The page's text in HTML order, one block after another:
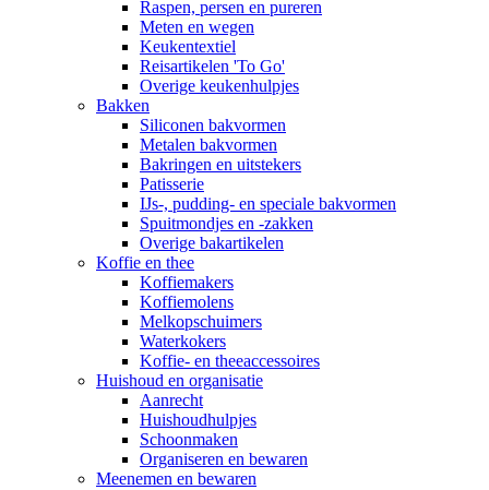
Raspen, persen en pureren
Meten en wegen
Keukentextiel
Reisartikelen 'To Go'
Overige keukenhulpjes
Bakken
Siliconen bakvormen
Metalen bakvormen
Bakringen en uitstekers
Patisserie
IJs-, pudding- en speciale bakvormen
Spuitmondjes en -zakken
Overige bakartikelen
Koffie en thee
Koffiemakers
Koffiemolens
Melkopschuimers
Waterkokers
Koffie- en theeaccessoires
Huishoud en organisatie
Aanrecht
Huishoudhulpjes
Schoonmaken
Organiseren en bewaren
Meenemen en bewaren